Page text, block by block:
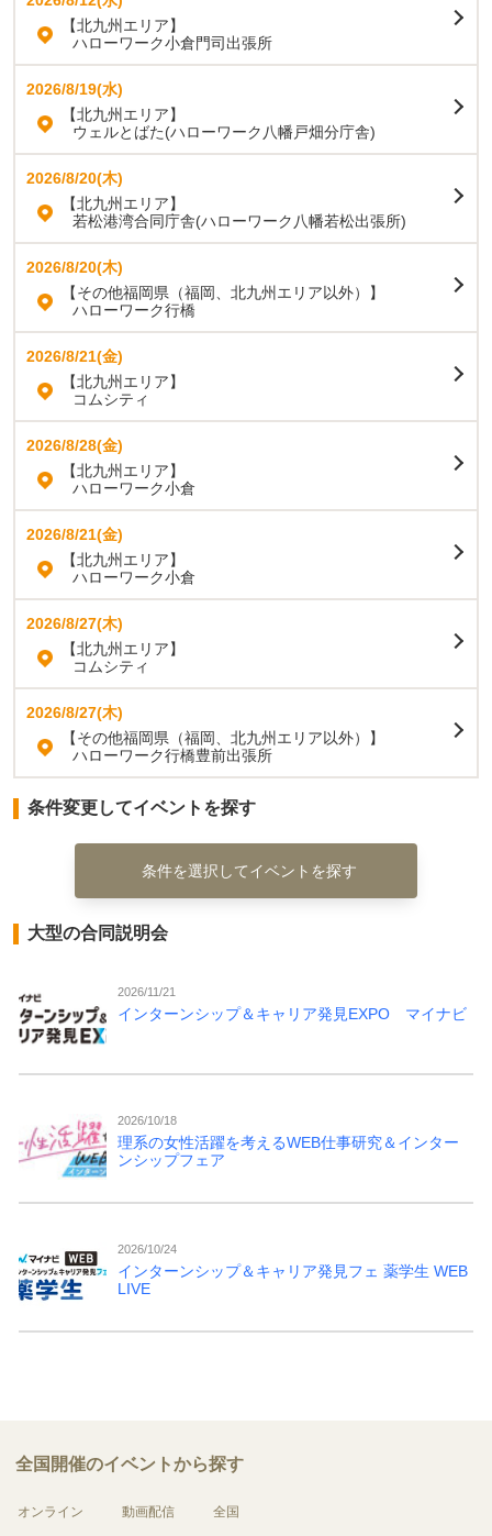
【北九州エリア】
ハローワーク小倉門司出張所
2026/8/19(水)
【北九州エリア】
ウェルとばた(ハローワーク八幡戸畑分庁舎)
2026/8/20(木)
【北九州エリア】
若松港湾合同庁舎(ハローワーク八幡若松出張所)
2026/8/20(木)
【その他福岡県（福岡、北九州エリア以外）】
ハローワーク行橋
2026/8/21(金)
【北九州エリア】
コムシティ
2026/8/28(金)
【北九州エリア】
ハローワーク小倉
2026/8/21(金)
【北九州エリア】
ハローワーク小倉
2026/8/27(木)
【北九州エリア】
コムシティ
2026/8/27(木)
【その他福岡県（福岡、北九州エリア以外）】
ハローワーク行橋豊前出張所
条件変更してイベントを探す
条件を選択してイベントを探す
大型の合同説明会
2026/11/21
インターンシップ＆キャリア発見EXPO マイナビ
2026/10/18
理系の女性活躍を考えるWEB仕事研究＆インター
ンシップフェア
2026/10/24
インターンシップ＆キャリア発見フェ 薬学生 WEB
LIVE
全国開催のイベントから探す
オンライン 動画配信 全国